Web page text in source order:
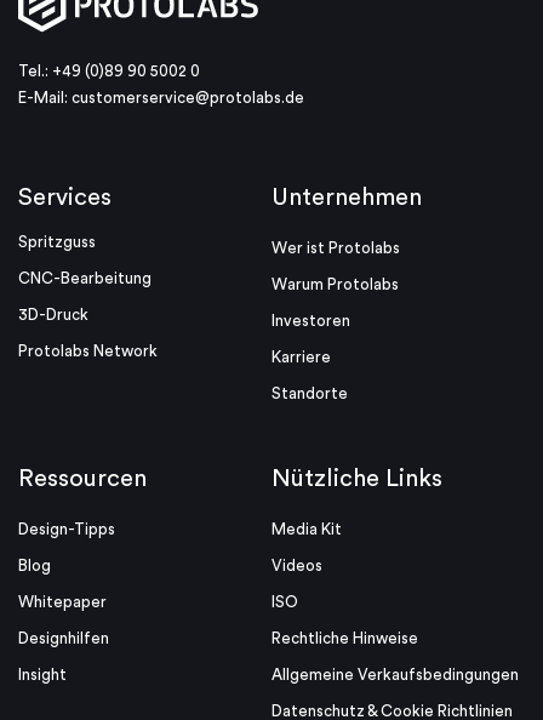
Tel.: +49 (0)89 90 5002 0
E-Mail: customerservice@protolabs.de
Services
Spritzguss
CNC-Bearbeitung
3D-Druck
Protolabs Network
Unternehmen
Wer ist Protolabs
Warum Protolabs
Investoren
Karriere
Standorte
Ressourcen
Design-Tipps
Blog
Whitepaper
Designhilfen
Insight
Nützliche Links
Media Kit
Videos
ISO
Rechtliche Hinweise
Allgemeine Verkaufsbedingungen
Datenschutz & Cookie Richtlinien